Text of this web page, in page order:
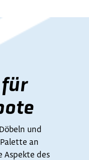
und
an
Aspekte des